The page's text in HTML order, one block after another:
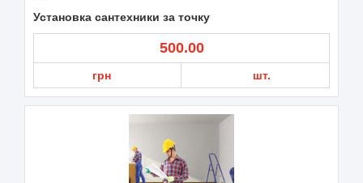
Установка сантехники за точку
500.00
грн шт.